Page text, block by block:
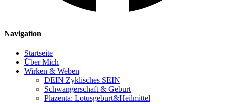
Navigation
Startseite
Über Mich
Wirken & Weben
DEIN Zyklisches SEIN
Schwangerschaft & Geburt
Plazenta: Lotusgeburt&Heilmittel